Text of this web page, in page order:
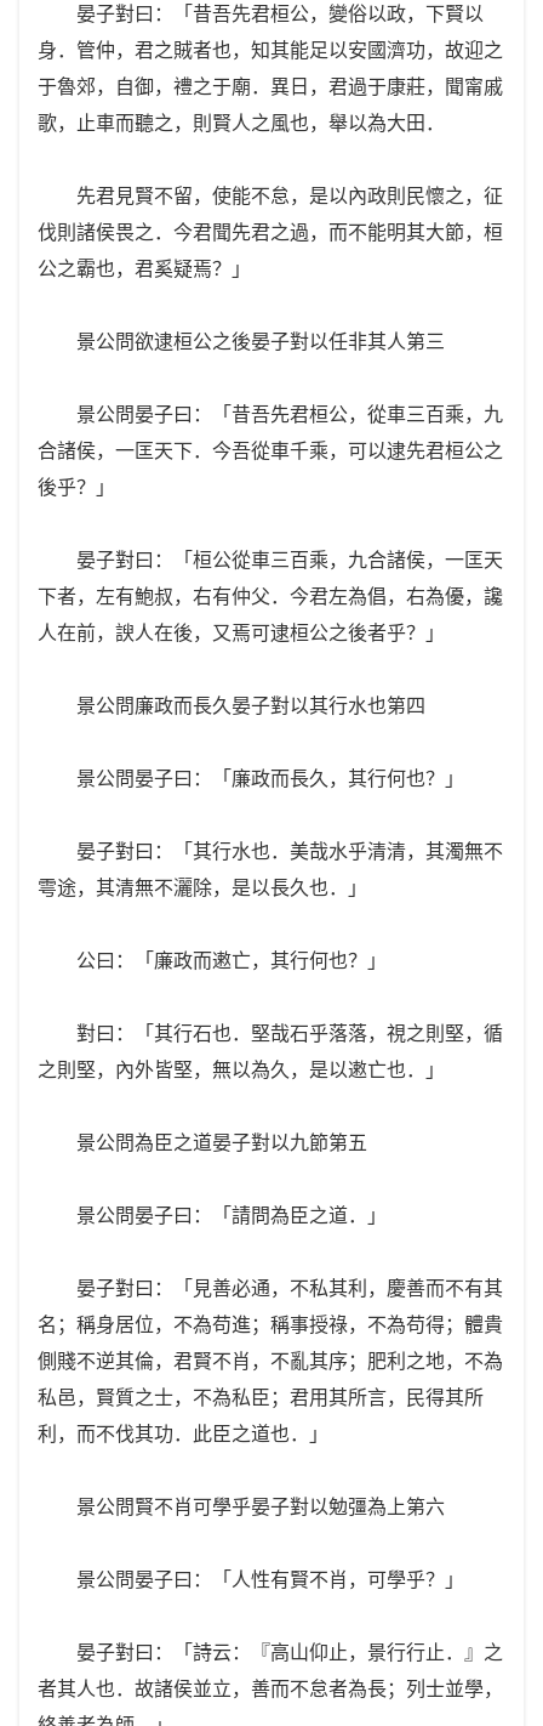
晏子對曰：「昔吾先君桓公，變俗以政，下賢以
身．管仲，君之賊者也，知其能足以安國濟功，故迎之
于魯郊，自御，禮之于廟．異日，君過于康莊，聞甯戚
歌，止車而聽之，則賢人之風也，舉以為大田．
先君見賢不留，使能不怠，是以內政則民懷之，征
伐則諸侯畏之．今君聞先君之過，而不能明其大節，桓
公之霸也，君奚疑焉？」
景公問欲逮桓公之後晏子對以任非其人第三
景公問晏子曰：「昔吾先君桓公，從車三百乘，九
合諸侯，一匡天下．今吾從車千乘，可以逮先君桓公之
後乎？」
晏子對曰：「桓公從車三百乘，九合諸侯，一匡天
下者，左有鮑叔，右有仲父．今君左為倡，右為優，讒
人在前，諛人在後，又焉可逮桓公之後者乎？」
景公問廉政而長久晏子對以其行水也第四
景公問晏子曰：「廉政而長久，其行何也？」
晏子對曰：「其行水也．美哉水乎清清，其濁無不
雩途，其清無不灑除，是以長久也．」
公曰：「廉政而遫亡，其行何也？」
對曰：「其行石也．堅哉石乎落落，視之則堅，循
之則堅，內外皆堅，無以為久，是以遫亡也．」
景公問為臣之道晏子對以九節第五
景公問晏子曰：「請問為臣之道．」
晏子對曰：「見善必通，不私其利，慶善而不有其
名；稱身居位，不為苟進；稱事授祿，不為苟得；體貴
側賤不逆其倫，君賢不肖，不亂其序；肥利之地，不為
私邑，賢質之士，不為私臣；君用其所言，民得其所
利，而不伐其功．此臣之道也．」
景公問賢不肖可學乎晏子對以勉彊為上第六
景公問晏子曰：「人性有賢不肖，可學乎？」
晏子對曰：「詩云：『高山仰止，景行行止．』之
者其人也．故諸侯並立，善而不怠者為長；列士並學，